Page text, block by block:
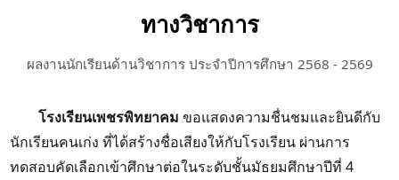
ทางวิชาการ
ผลงานนักเรียนด้านวิชาการ ประจำปีการศึกษา 2568 - 2569
โรงเรียนเพชรพิทยาคม ขอแสดงความชื่นชมและยินดีกับ
นักเรียนคนเก่ง ที่ได้สร้างชื่อเสียงให้กับโรงเรียน ผ่านการ
ทดสอบคัดเลือกเข้าศึกษาต่อในระดับชั้นมัธยมศึกษาปีที่ 4